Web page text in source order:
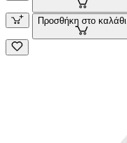
Προσθήκη στο καλάθι